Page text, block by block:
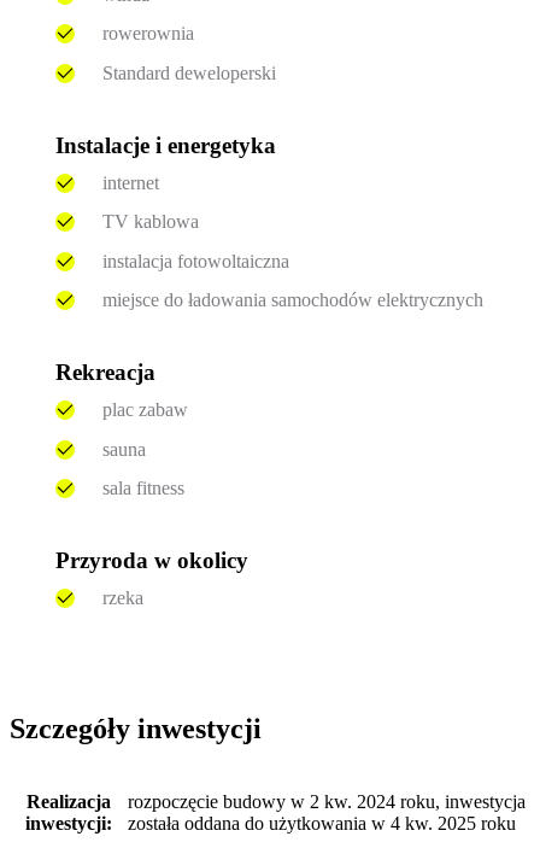
rowerownia
Standard deweloperski
Instalacje i energetyka
internet
TV kablowa
instalacja fotowoltaiczna
miejsce do ładowania samochodów elektrycznych
Rekreacja
plac zabaw
sauna
sala fitness
Przyroda w okolicy
rzeka
Szczegóły inwestycji
Realizacja
inwestycji:
rozpoczęcie budowy w 2 kw. 2024 roku, inwestycja
została oddana do użytkowania w 4 kw. 2025 roku